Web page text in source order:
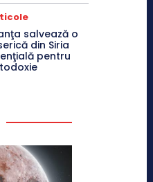
salvează o
din Siria
pentru